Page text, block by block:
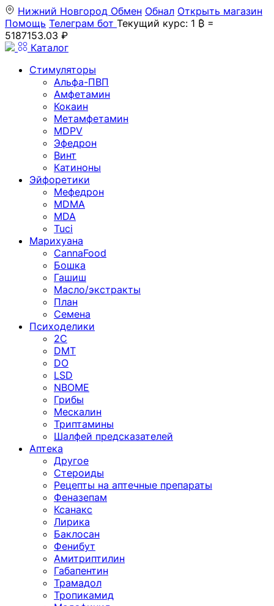
Нижний Новгород Обмен Обнал Открыть магазин
Помощь Телеграм бот Текущий курс: 1 ₿ =
5187153.03 ₽
Каталог
Стимуляторы
Альфа-ПВП
Амфетамин
Кокаин
Метамфетамин
MDPV
Эфедрон
Винт
Катиноны
Эйфоретики
Мефедрон
MDMA
MDA
Tuci
Марихуана
CannaFood
Бошка
Гашиш
Масло/экстракты
План
Семена
Психоделики
2C
DMT
DO
LSD
NBOME
Грибы
Мескалин
Триптамины
Шалфей предсказателей
Аптека
Другое
Стероиды
Рецепты на аптечные препараты
Феназепам
Ксанакс
Лирика
Баклосан
Фенибут
Амитриптилин
Габапентин
Трамадол
Тропикамид